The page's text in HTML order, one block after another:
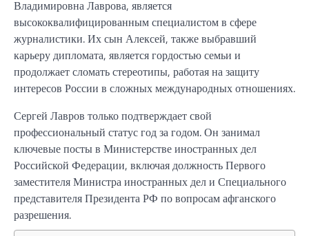
Владимировна Лаврова, является
высококвалифицированным специалистом в сфере
журналистики. Их сын Алексей, также выбравший
карьеру дипломата, является гордостью семьи и
продолжает сломать стереотипы, работая на защиту
интересов России в сложных международных отношениях.
Сергей Лавров только подтверждает свой
профессиональный статус год за годом. Он занимал
ключевые посты в Министерстве иностранных дел
Российской Федерации, включая должность Первого
заместителя Министра иностранных дел и Специального
представителя Президента РФ по вопросам афганского
разрешения.